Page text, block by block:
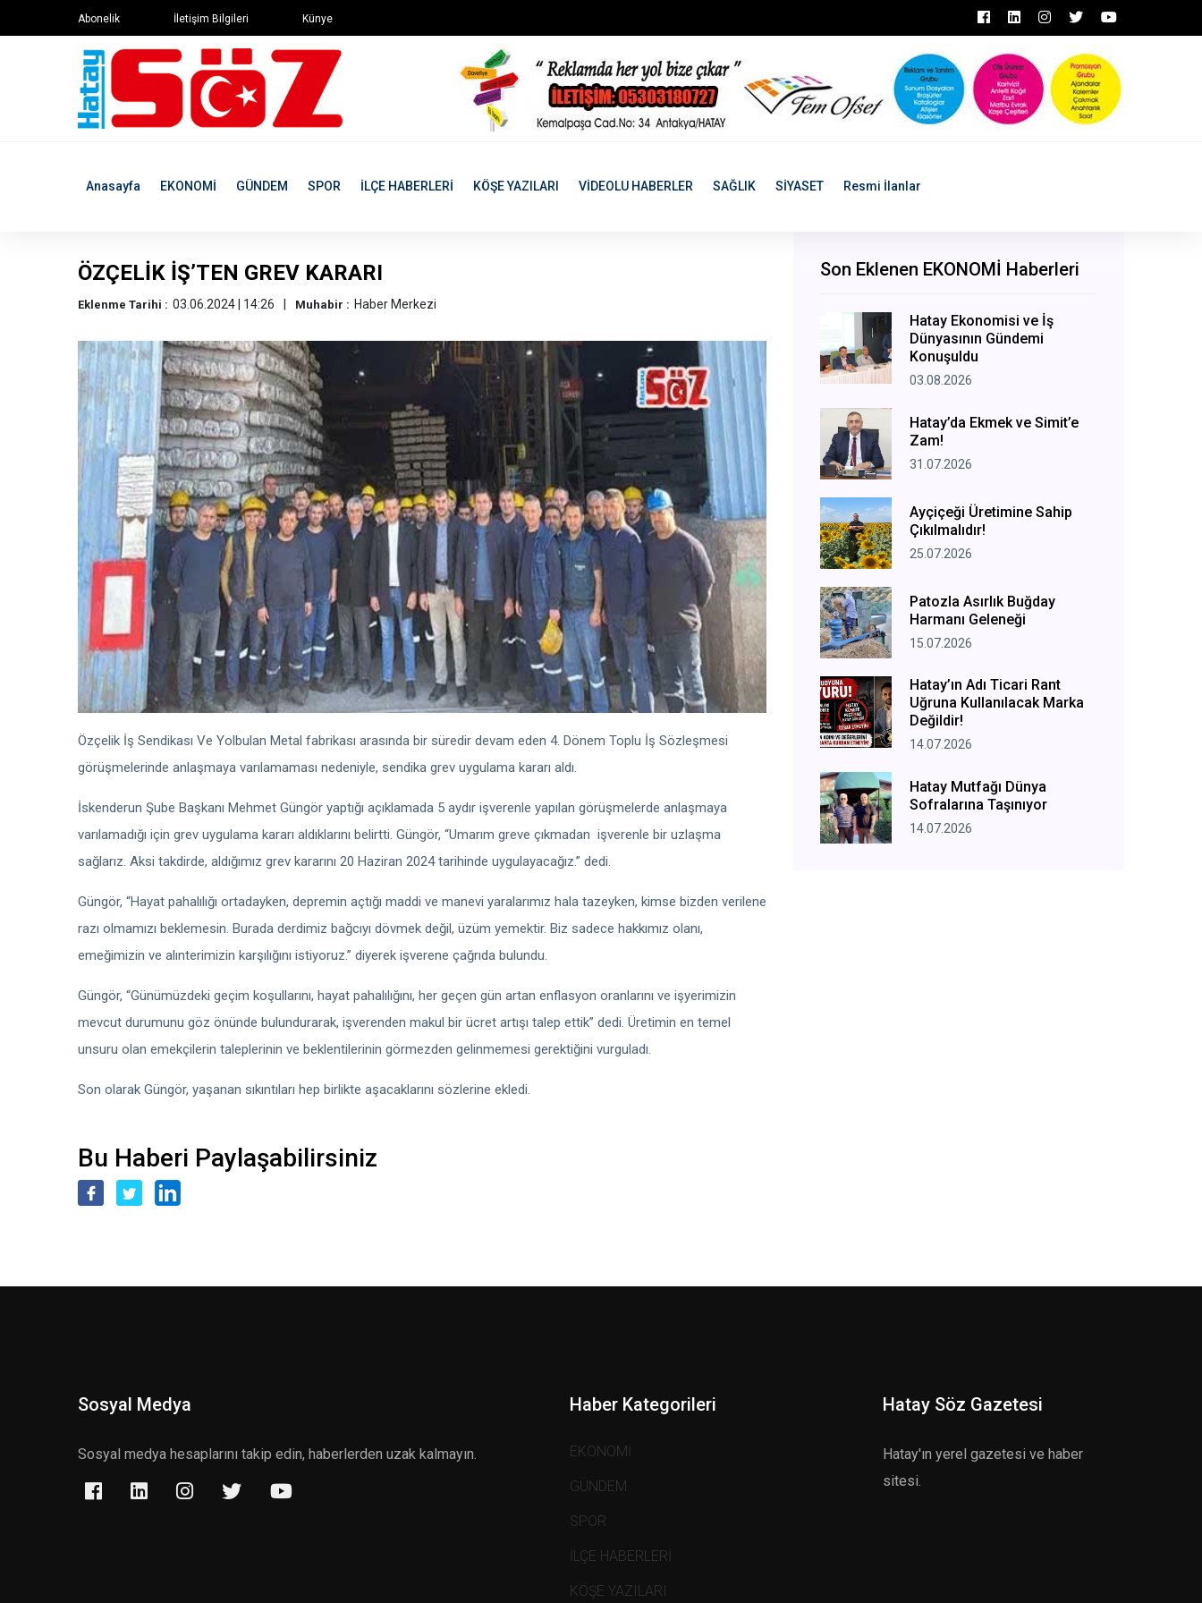
Abonelik İletişim Bilgileri Künye
Anasayfa EKONOMİ GÜNDEM SPOR İLÇE HABERLERİ KÖŞE YAZILARI VİDEOLU HABERLER SAĞLIK SİYASET Resmi İlanlar
ÖZÇELİK İŞ’TEN GREV KARARI
Eklenme Tarihi : 03.06.2024 | 14:26 Muhabir : Haber Merkezi
Özçelik İş Sendikası Ve Yolbulan Metal fabrikası arasında bir süredir devam eden 4. Dönem Toplu İş Sözleşmesi
görüşmelerinde anlaşmaya varılamaması nedeniyle, sendika grev uygulama kararı aldı.
İskenderun Şube Başkanı Mehmet Güngör yaptığı açıklamada 5 aydır işverenle yapılan görüşmelerde anlaşmaya
varılamadığı için grev uygulama kararı aldıklarını belirtti. Güngör, “Umarım greve çıkmadan işverenle bir uzlaşma
sağlarız. Aksi takdirde, aldığımız grev kararını 20 Haziran 2024 tarihinde uygulayacağız.” dedi.
Güngör, “Hayat pahalılığı ortadayken, depremin açtığı maddi ve manevi yaralarımız hala tazeyken, kimse bizden verilene
razı olmamızı beklemesin. Burada derdimiz bağcıyı dövmek değil, üzüm yemektir. Biz sadece hakkımız olanı,
emeğimizin ve alınterimizin karşılığını istiyoruz.” diyerek işverene çağrıda bulundu.
Güngör, “Günümüzdeki geçim koşullarını, hayat pahalılığını, her geçen gün artan enflasyon oranlarını ve işyerimizin
mevcut durumunu göz önünde bulundurarak, işverenden makul bir ücret artışı talep ettik” dedi. Üretimin en temel
unsuru olan emekçilerin taleplerinin ve beklentilerinin görmezden gelinmemesi gerektiğini vurguladı.
Son olarak Güngör, yaşanan sıkıntıları hep birlikte aşacaklarını sözlerine ekledi.
Bu Haberi Paylaşabilirsiniz
Son Eklenen EKONOMİ Haberleri
Hatay Ekonomisi ve İş
Dünyasının Gündemi
Konuşuldu
03.08.2026
Hatay’da Ekmek ve Simit’e
Zam!
31.07.2026
Ayçiçeği Üretimine Sahip
Çıkılmalıdır!
25.07.2026
Patozla Asırlık Buğday
Harmanı Geleneği
15.07.2026
Hatay’ın Adı Ticari Rant
Uğruna Kullanılacak Marka
Değildir!
14.07.2026
Hatay Mutfağı Dünya
Sofralarına Taşınıyor
14.07.2026
Sosyal Medya
Sosyal medya hesaplarını takip edin, haberlerden uzak kalmayın.
Haber Kategorileri
EKONOMİ
GÜNDEM
SPOR
İLÇE HABERLERİ
KÖŞE YAZILARI
Hatay Söz Gazetesi
Hatay'ın yerel gazetesi ve haber
sitesi.